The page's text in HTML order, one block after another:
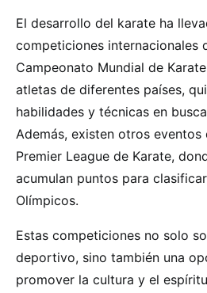
El desarrollo del karate ha
competiciones internacionales
Campeonato Mundial de
atletas de diferentes países,
habilidades y técnicas en
Además, existen otros
Premier League de Karate,
acumulan puntos para
Olímpicos.
Estas competiciones no solo
deportivo, sino también una
promover la cultura y el